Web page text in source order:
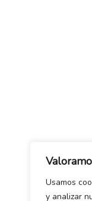
Usamos
y analizar